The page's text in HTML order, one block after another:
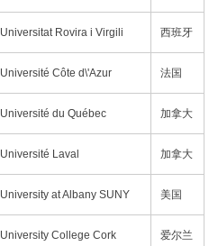
Universitat Rovira i Virgili 西班牙
Université Côte d\'Azur 法国
Université du Québec 加拿大
Université Laval 加拿大
University at Albany SUNY 美国
University College Cork 爱尔兰